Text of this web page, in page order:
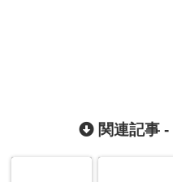
関連記事 -